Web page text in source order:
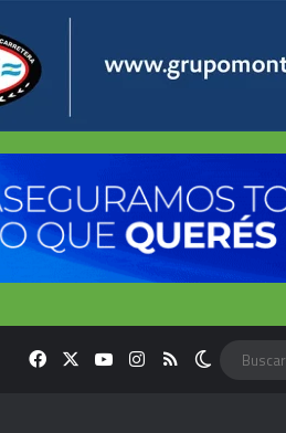
FacebookYouTubeInstagram
RSS Switch skin